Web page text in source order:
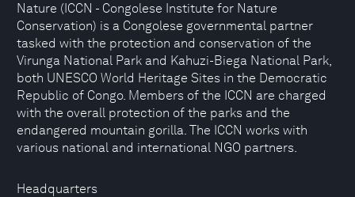
Headquarters
Nature (ICCN - Congolese Institute for Nature
Conservation) is a Congolese governmental partner
tasked with the protection and conservation of the
Virunga National Park and Kahuzi-Biega National Park,
both UNESCO World Heritage Sites in the Democratic
Republic of Congo. Members of the ICCN are charged
with the overall protection of the parks and the
endangered mountain gorilla. The ICCN works with
various national and international NGO partners.